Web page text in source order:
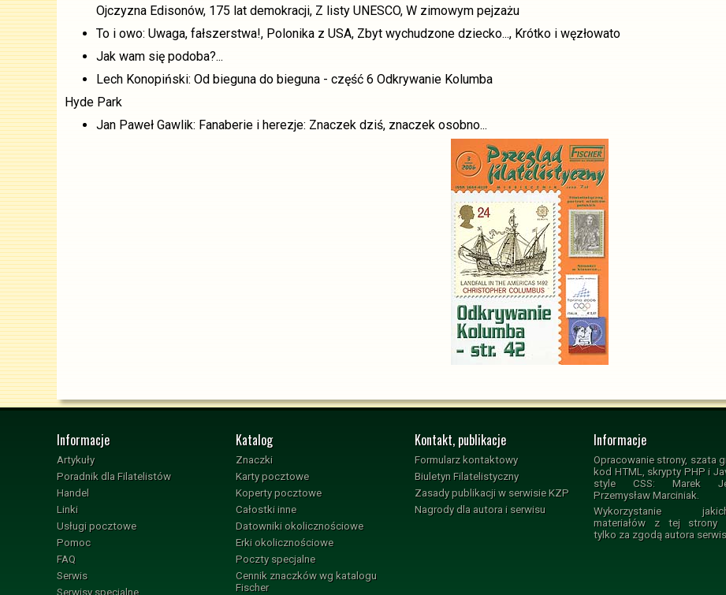
Ojczyzna Edisonów, 175 lat demokracji, Z listy UNESCO, W zimowym pejzażu
To i owo: Uwaga, fałszerstwa!, Polonika z USA, Zbyt wychudzone dziecko..., Krótko i węzłowato
Jak wam się podoba?...
Lech Konopiński: Od bieguna do bieguna - część 6 Odkrywanie Kolumba
Hyde Park
Jan Paweł Gawlik: Fanaberie i herezje: Znaczek dziś, znaczek osobno...
Informacje
Artykuły
Poradnik dla Filatelistów
Handel
Linki
Usługi pocztowe
Pomoc
FAQ
Serwis
Serwisy specjalne
Katalog
Znaczki
Karty pocztowe
Koperty pocztowe
Całostki inne
Datowniki okolicznościowe
Erki okolicznościowe
Poczty specjalne
Cennik znaczków wg katalogu
Fischer
Kontakt, publikacje
Formularz kontaktowy
Biuletyn Filatelistyczny
Zasady publikacji w serwisie KZP
Nagrody dla autora i serwisu
Informacje
Opracowanie strony, szata
kod HTML, skrypty PHP i
style CSS: Marek
Przemysław Marciniak.
Wykorzystanie
materiałów z tej strony
tylko za zgodą autora